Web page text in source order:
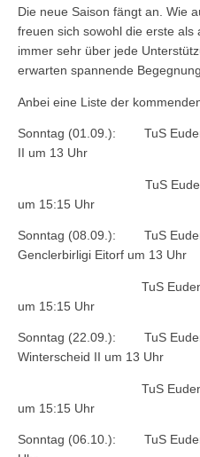
Die neue Saison fängt an. Wie
freuen sich sowohl die erste als
immer sehr über jede
erwarten spannende
Anbei eine Liste der
Sonntag (01.09.): TuS
II um 13 Uhr
TuS Eudenbach
um 15:15 Uhr
Sonntag (08.09.): TuS
Genclerbirligi Eitorf um 13 Uhr
TuS Eudenbach
um 15:15 Uhr
Sonntag (22.09.): TuS
Winterscheid II um 13 Uhr
TuS Eudenbach
um 15:15 Uhr
Sonntag (06.10.): TuS